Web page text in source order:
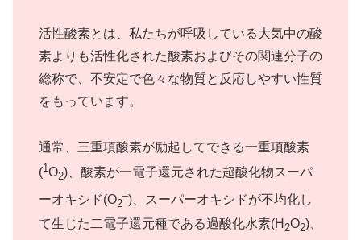
活性酸素とは、私たちが呼吸している大気中の酸
素よりも活性化された酸素およびその関連分子の
総称で、不安定で色々な物質と反応しやすい性質
をもっています。
通常、三重項酸素が励起してできる一重項酸素
(1 O2)、酸素が一電子還元された超酸化物スーパ
ーオキシド(O2
–)、スーパーオキシドが不均化し
て生じた二電子還元種である過酸化水素(H 2O2)、